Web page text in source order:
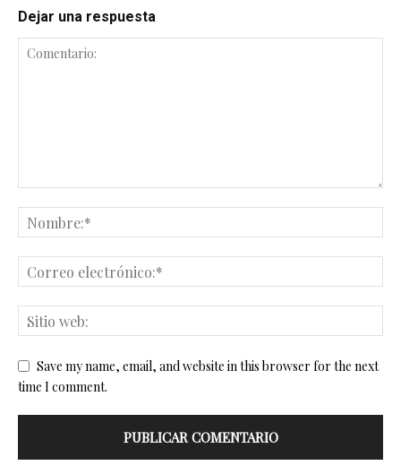
Dejar una respuesta
Save my name, email, and website in this browser for the next
time I comment.